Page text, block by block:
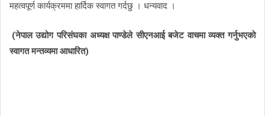
महत्वपूर्ण कार्यक्रममा हार्दिक स्वागत गर्दछु । धन्यवाद ।
(नेपाल उद्योग परिसंघका अध्यक्ष पाण्डेले सीएनआई बजेट वाचमा व्यक्त गर्नुभएको
स्वागत मन्तव्यमा आधारित)